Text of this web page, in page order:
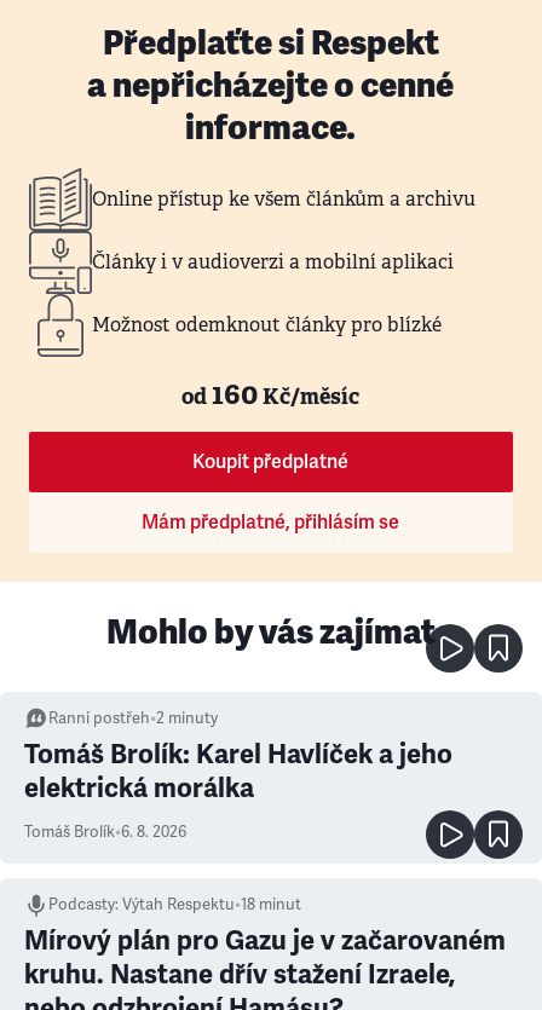
Předplaťte si Respekt
a nepřicházejte o cenné
informace.
Online přístup ke všem článkům a archivu
Články i v audioverzi a mobilní aplikaci
Možnost odemknout články pro blízké
od160Kč/měsíc
Koupit předplatné
Mám předplatné, přihlásím se
Mohlo by vás zajímat
Ranní postřeh•2 minuty
Tomáš Brolík: Karel Havlíček a jeho
elektrická morálka
Tomáš Brolík•6. 8. 2026
Podcasty:Výtah Respektu•18 minut
Mírový plán pro Gazu je v začarovaném
kruhu. Nastane dřív stažení Izraele,